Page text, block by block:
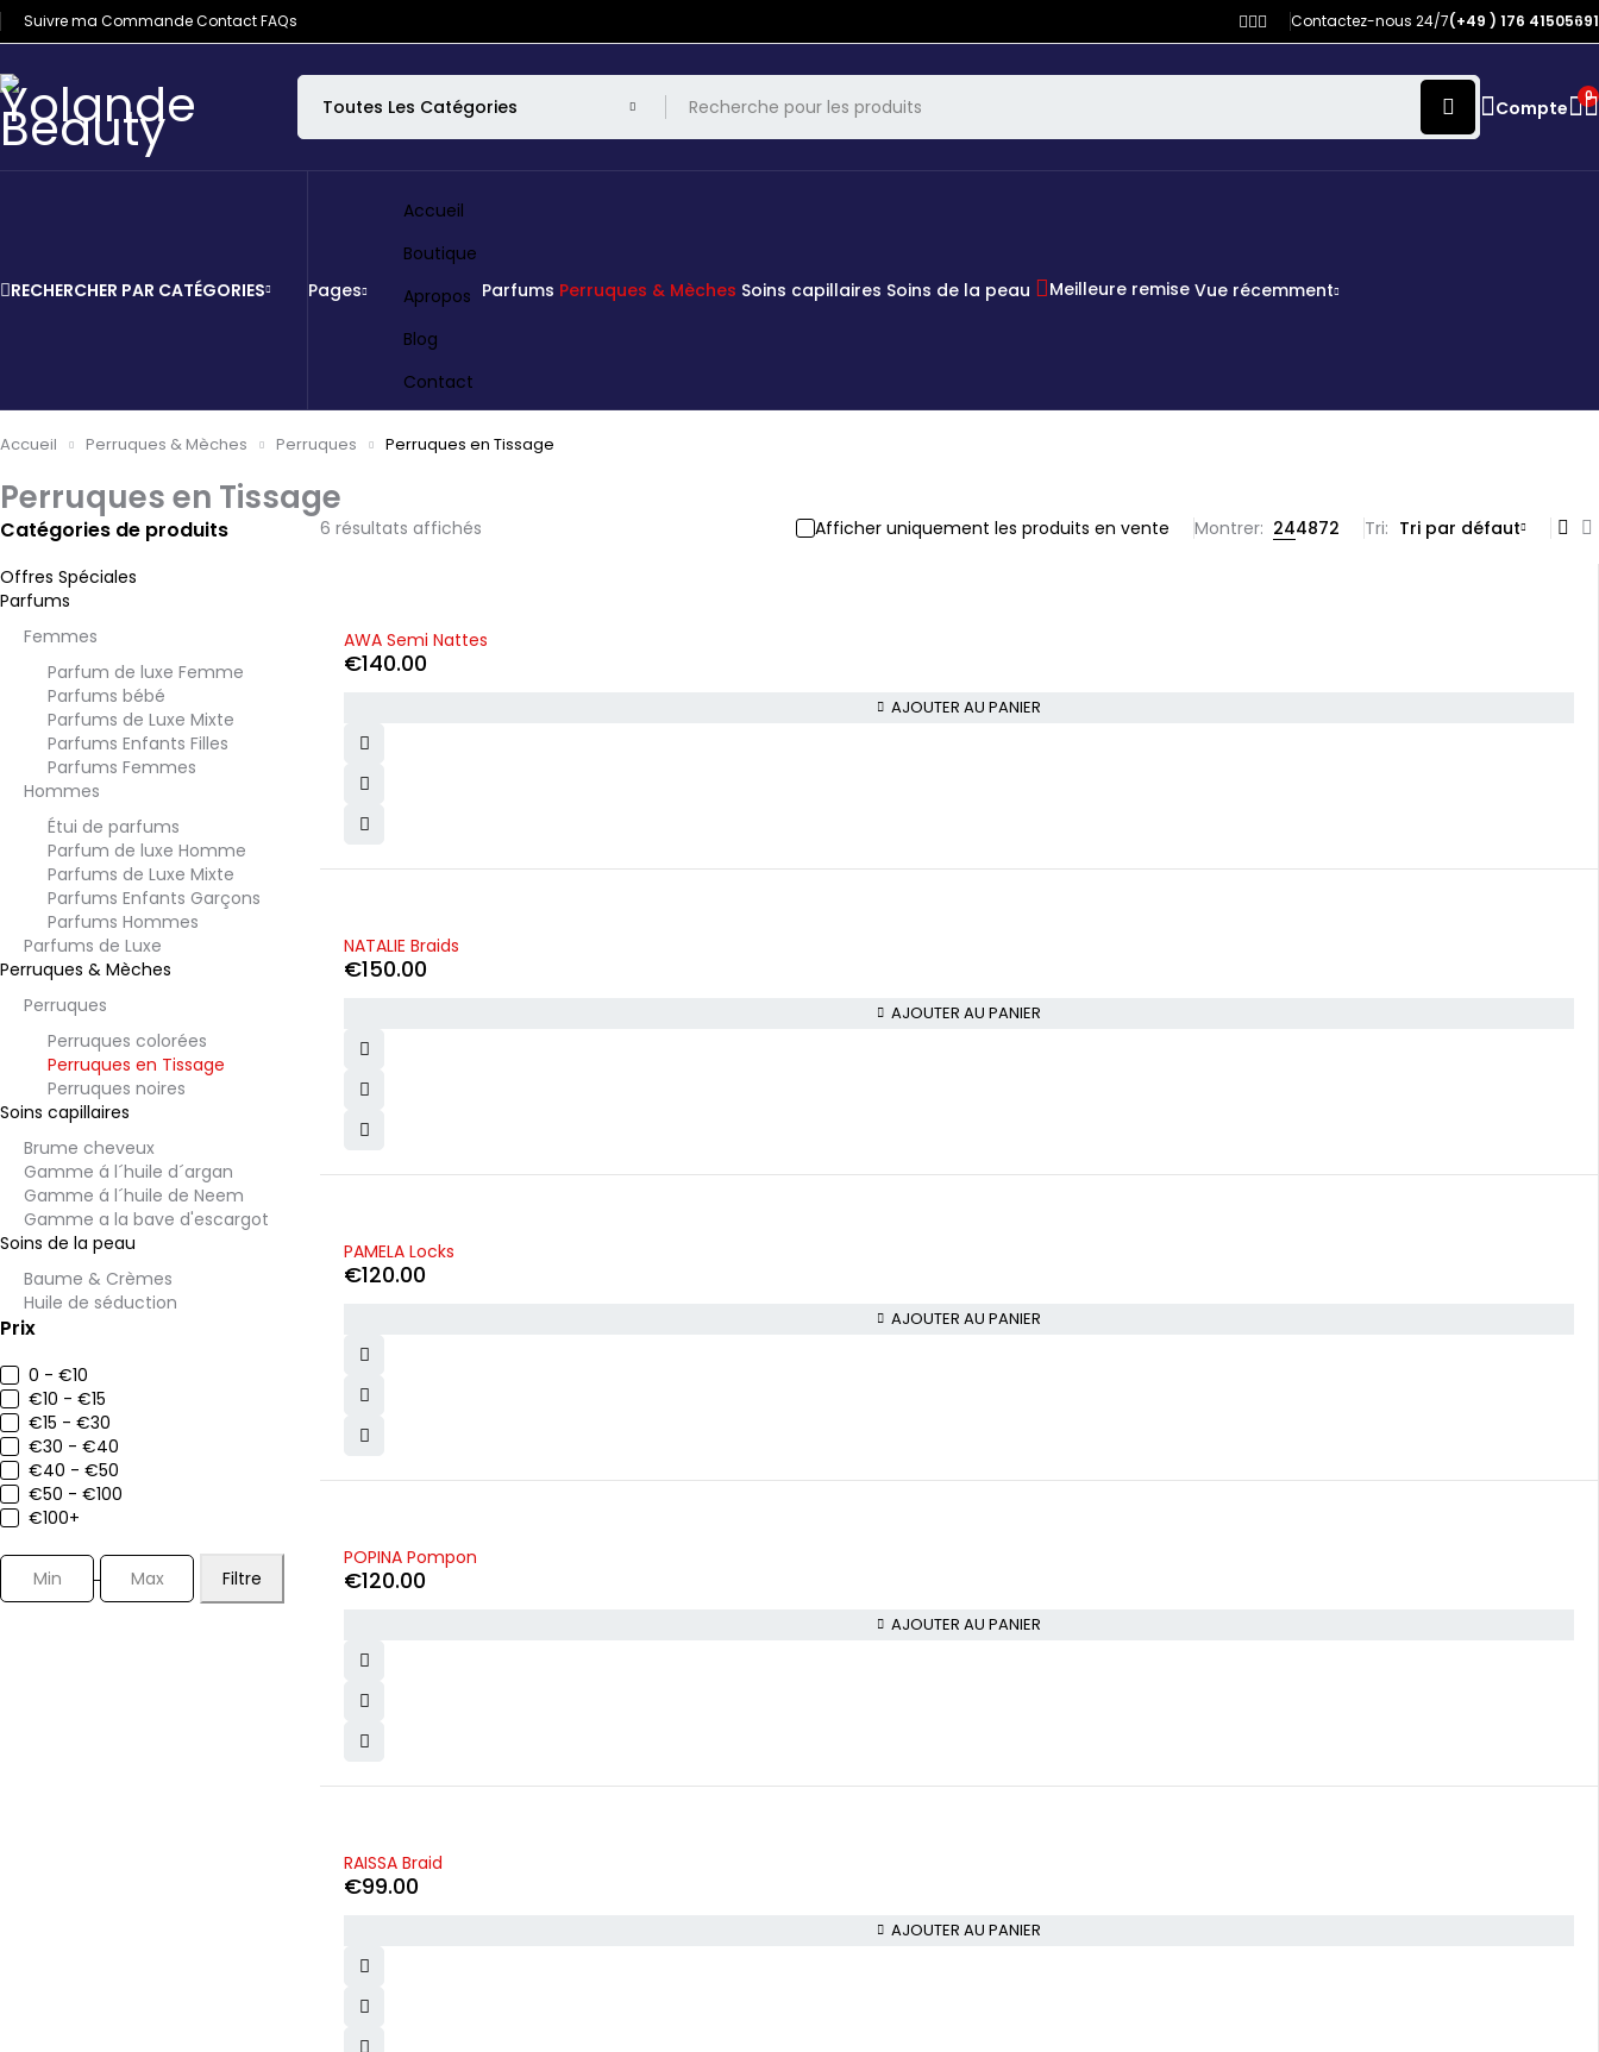
Suivre ma CommandeContactFAQs Contactez-nous 24/7(+49 ) 176 41505691
Compte
0
RECHERCHER PAR CATÉGORIES Pages
Accueil
Boutique
Apropos
Blog
Contact
Parfums Perruques & Mèches Soins capillaires Soins de la peau Meilleure remise Vue récemment
Perruques en Tissage
Accueil Perruques & Mèches Perruques Perruques en Tissage
Catégories de produits
Offres Spéciales
Parfums
Femmes
Parfum de luxe Femme
Parfums bébé
Parfums de Luxe Mixte
Parfums Enfants Filles
Parfums Femmes
Hommes
Étui de parfums
Parfum de luxe Homme
Parfums de Luxe Mixte
Parfums Enfants Garçons
Parfums Hommes
Parfums de Luxe
Perruques & Mèches
Perruques
Perruques colorées
Perruques en Tissage
Perruques noires
Soins capillaires
Brume cheveux
Gamme á l´huile d´argan
Gamme á l´huile de Neem
Gamme a la bave d'escargot
Soins de la peau
Baume & Crèmes
Huile de séduction
Prix
0 - €10
€10 - €15
€15 - €30
€30 - €40
€40 - €50
€50 - €100
€100+
Filtre
6 résultats affichés Afficher uniquement les produits en vente Montrer: 244872 Tri Tri par défaut
AWA Semi Nattes
€140.00
AJOUTER AU PANIER
NATALIE Braids
€150.00
AJOUTER AU PANIER
PAMELA Locks
€120.00
AJOUTER AU PANIER
POPINA Pompon
€120.00
AJOUTER AU PANIER
RAISSA Braid
€99.00
AJOUTER AU PANIER